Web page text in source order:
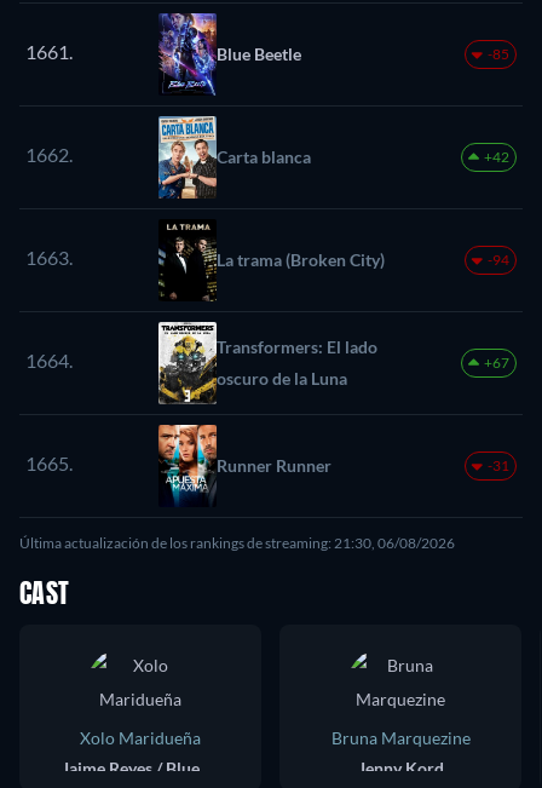
1661. Blue Beetle -85
1662. Carta blanca +42
1663. La trama (Broken City) -94
1664.
Transformers: El lado
oscuro de la Luna
+67
1665. Runner Runner -31
Última actualización de los rankings de streaming: 21:30, 06/08/2026
CAST
Xolo Maridueña
Bruna Marquezine
Jenny Kord